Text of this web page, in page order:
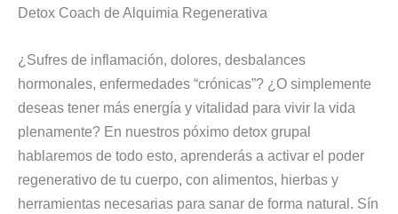
Detox Coach de Alquimia Regenerativa
¿Sufres de inflamación, dolores, desbalances
hormonales, enfermedades “crónicas”? ¿O simplemente
deseas tener más energía y vitalidad para vivir la vida
plenamente? En nuestros póximo detox grupal
hablaremos de todo esto, aprenderás a activar el poder
regenerativo de tu cuerpo, con alimentos, hierbas y
herramientas necesarias para sanar de forma natural. Sín